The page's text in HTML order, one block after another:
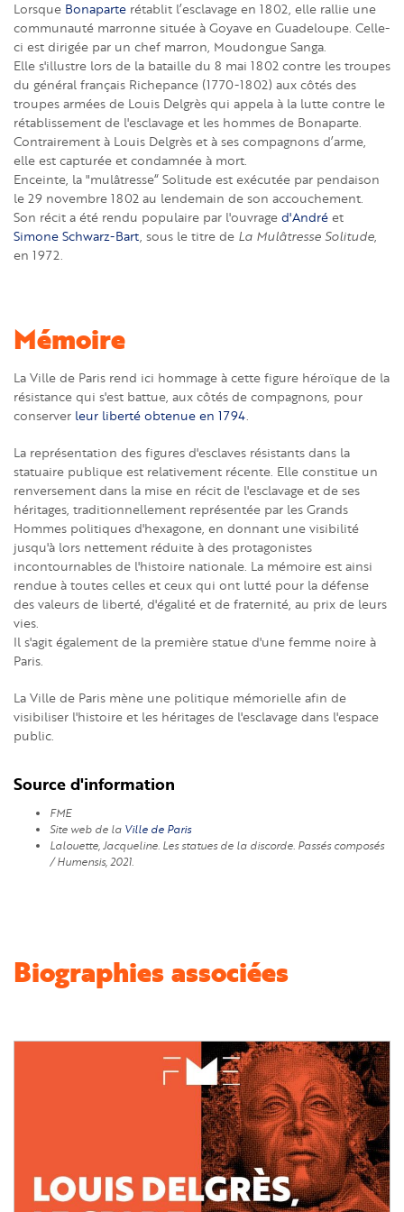
Lorsque Bonaparte rétablit l’esclavage en 1802, elle rallie une
communauté marronne située à Goyave en Guadeloupe. Celle-
ci est dirigée par un chef marron, Moudongue Sanga.
Elle s'illustre lors de la bataille du 8 mai 1802 contre les troupes
du général français Richepance (1770-1802) aux côtés des
troupes armées de Louis Delgrès qui appela à la lutte contre le
rétablissement de l'esclavage et les hommes de Bonaparte.
Contrairement à Louis Delgrès et à ses compagnons d’arme,
elle est capturée et condamnée à mort.
Enceinte, la "mulâtresse“ Solitude est exécutée par pendaison
le 29 novembre 1802 au lendemain de son accouchement.
Son récit a été rendu populaire par l'ouvrage d'André et
Simone Schwarz-Bart, sous le titre de La Mulâtresse Solitude,
en 1972.
Mémoire
La Ville de Paris rend ici hommage à cette figure héroïque de la
résistance qui s'est battue, aux côtés de compagnons, pour
conserver leur liberté obtenue en 1794.
La représentation des figures d'esclaves résistants dans la
statuaire publique est relativement récente. Elle constitue un
renversement dans la mise en récit de l'esclavage et de ses
héritages, traditionnellement représentée par les Grands
Hommes politiques d'hexagone, en donnant une visibilité
jusqu'à lors nettement réduite à des protagonistes
incontournables de l'histoire nationale. La mémoire est ainsi
rendue à toutes celles et ceux qui ont lutté pour la défense
des valeurs de liberté, d'égalité et de fraternité, au prix de leurs
vies.
Il s'agit également de la première statue d'une femme noire à
Paris.
La Ville de Paris mène une politique mémorielle afin de
visibiliser l'histoire et les héritages de l'esclavage dans l'espace
public.
Source d'information
FME
Site web de la Ville de Paris
Lalouette, Jacqueline. Les statues de la discorde. Passés composés
/ Humensis, 2021.
Biographies associées